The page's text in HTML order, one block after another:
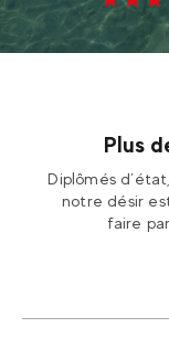
Plus
Diplômés
notre désir
faire